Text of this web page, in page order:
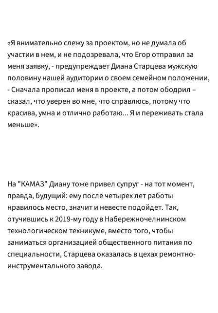
«Я внимательно слежу за проектом, но не думала об
участии в нем, и не подозревала, что Егор отправил за
меня заявку, - предупреждает Диана Старцева мужскую
половину нашей аудитории о своем семейном положении,
- Сначала прописал меня в проекте, а потом ободрил –
сказал, что уверен во мне, что справлюсь, потому что
красива, умна и отлично работаю... Я и переживать стала
меньше».
На "КАМАЗ" Диану тоже привел супруг - на тот момент,
правда, будущий: ему после четырех лет работы
нравилось место, значит и невесте подойдет. Так,
отучившись к 2019-му году в Набережночелнинском
технологическом техникуме, вместо того, чтобы
заниматься организацией общественного питания по
специальности, Старцева оказалась в цехах ремонтно-
инструментального завода.